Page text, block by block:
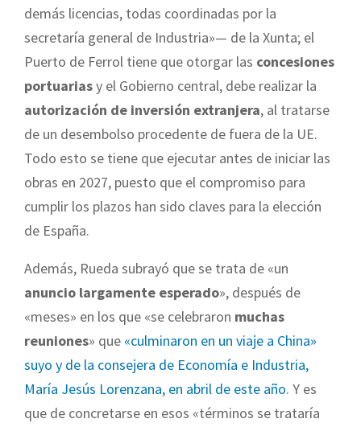
demás licencias, todas coordinadas por la
secretaría general de Industria»— de la Xunta; el
Puerto de Ferrol tiene que otorgar las concesiones
portuariasy el Gobierno central, debe realizar la
autorización de inversión extranjera, al tratarse
de un desembolso procedente de fuera de la UE.
Todo esto se tiene que ejecutar antes de iniciar las
obras en 2027, puesto que el compromiso para
cumplir los plazos han sido claves para la elección
de España.
Además, Rueda subrayó que se trata de «un
anuncio largamente esperado», después de
«meses» en los que «se celebraron muchas
reuniones» que «culminaron en un viaje a China»
suyo y de la consejera de Economía e Industria,
María Jesús Lorenzana, en abril de este año. Y es
que de concretarse en esos «términos se trataría